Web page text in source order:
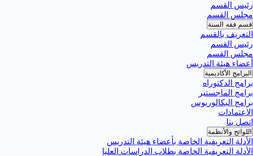
رئيس القسم
مجلس القسم
قسم فقه السنة
التعريف بالقسم
رئيس القسم
مجلس القسم
أعضاء هيئة التدريس
البرامج الأكاديمية
برامج الدكتوراه
برامج الماجستير
برامج البكالوريوس
الاعتمادات
اتصل بنا
اللوائح والأنظمة
الأدلة التعريفية الخاصة بأعضاء هيئة التدريس
الأدلة التعريفية الخاصة بطلاب الدراسات العليا